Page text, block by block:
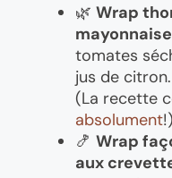
🌿 Wrap
tomates
jus de
(La recette
absolument!)
🍤 Wrap
aux